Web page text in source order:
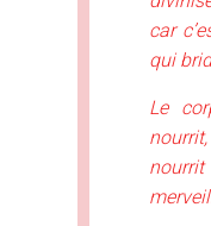
car
qui
Le
nourrit